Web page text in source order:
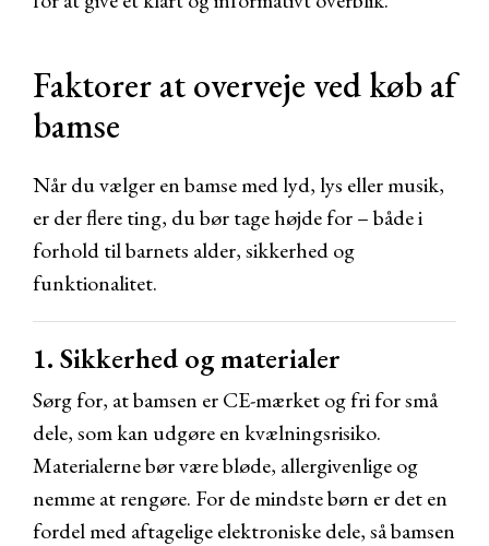
Faktorer at overveje ved køb af
bamse
Når du vælger en bamse med lyd, lys eller musik,
er der flere ting, du bør tage højde for – både i
forhold til barnets alder, sikkerhed og
funktionalitet.
1. Sikkerhed og materialer
Sørg for, at bamsen er CE-mærket og fri for små
dele, som kan udgøre en kvælningsrisiko.
Materialerne bør være bløde, allergivenlige og
nemme at rengøre. For de mindste børn er det en
fordel med aftagelige elektroniske dele, så bamsen